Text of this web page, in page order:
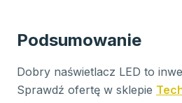
Podsumowanie
Dobry naświetlacz LED to
Sprawdź ofertę w sklepie